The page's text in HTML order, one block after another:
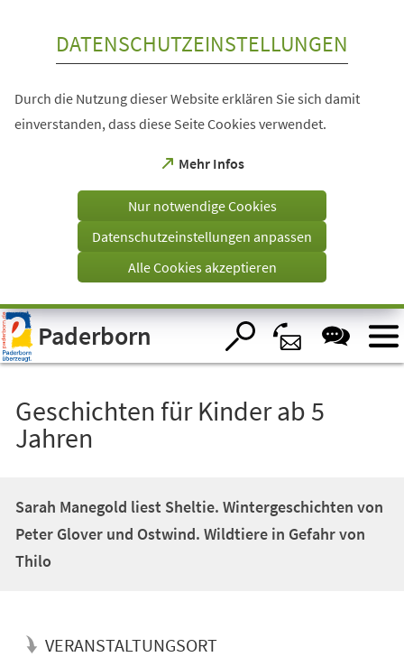
Visuelle
Assistenzsoftware
öffnen.
DATENSCHUTZEINSTELLUNGEN
Durch die Nutzung dieser Website erklären Sie sich damit
einverstanden, dass diese Seite Cookies verwendet.
Mehr Infos
(Öffnet
einem
Tab)
Nur notwendige Cookies
Datenschutzeinstellungen anpassen
Alle Cookies akzeptieren
Paderborn
Geschichten für Kinder ab 5
Jahren
Sarah Manegold liest Sheltie. Wintergeschichten von
Peter Glover und Ostwind. Wildtiere in Gefahr von
Thilo
VERANSTALTUNGSORT